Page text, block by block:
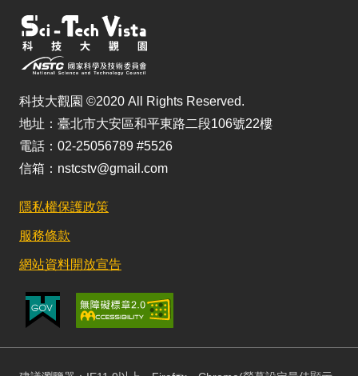
科技大觀園 ©2020 All Rights Reserved.
地址：臺北市大安區和平東路二段106號22樓
電話：02-25056789 #5526
信箱：nstcstv@gmail.com
隱私權保護政策
服務條款
網站資料開放宣告